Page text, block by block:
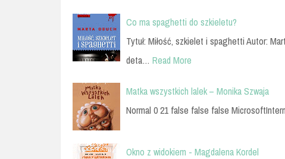
Co ma spaghetti do szkieletu?
Tytuł: Miłość, szkielet i spaghetti Autor:
deta… Read More
Matka wszystkich lalek – Monika Szwaja
Normal 0 21 false false false
Okno z widokiem - Magdalena Kordel